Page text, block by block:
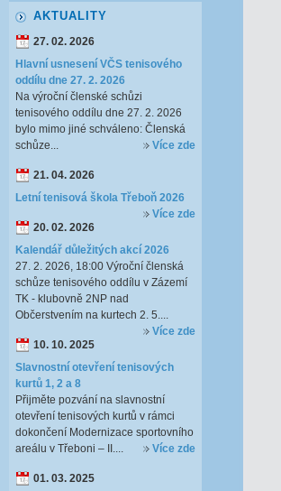
AKTUALITY
27. 02. 2026
Hlavní usnesení VČS tenisového
oddílu dne 27. 2. 2026
Na výroční členské schůzi
tenisového oddílu dne 27. 2. 2026
bylo mimo jiné schváleno: Členská
schůze...
Více zde
21. 04. 2026
Letní tenisová škola Třeboň 2026
Více zde
20. 02. 2026
Kalendář důležitých akcí 2026
27. 2. 2026, 18:00 Výroční členská
schůze tenisového oddílu v Zázemí
TK - klubovně 2NP nad
Občerstvením na kurtech 2. 5....
Více zde
10. 10. 2025
Slavnostní otevření tenisových
kurtů 1, 2 a 8
Přijměte pozvání na slavnostní
otevření tenisových kurtů v rámci
dokončení Modernizace sportovního
areálu v Třeboni – II....
Více zde
01. 03. 2025